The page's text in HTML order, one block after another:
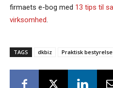
firmaets e-bog med 13 tips til
virksomhed.
TAGS dkbiz Praktisk